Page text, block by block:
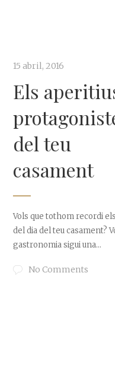
2016
aperitius,
teu
tothom recordi els detalls
del teu casament? Vols que la
sigui una...
No Comments